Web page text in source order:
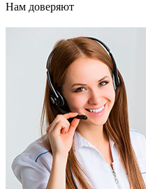
Нам доверяют